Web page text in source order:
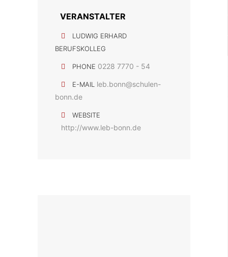
VERANSTALTER
LUDWIG ERHARD
BERUFSKOLLEG
PHONE 0228 7770 - 54
E-MAIL leb.bonn@schulen-
bonn.de
WEBSITE
http://www.leb-bonn.de